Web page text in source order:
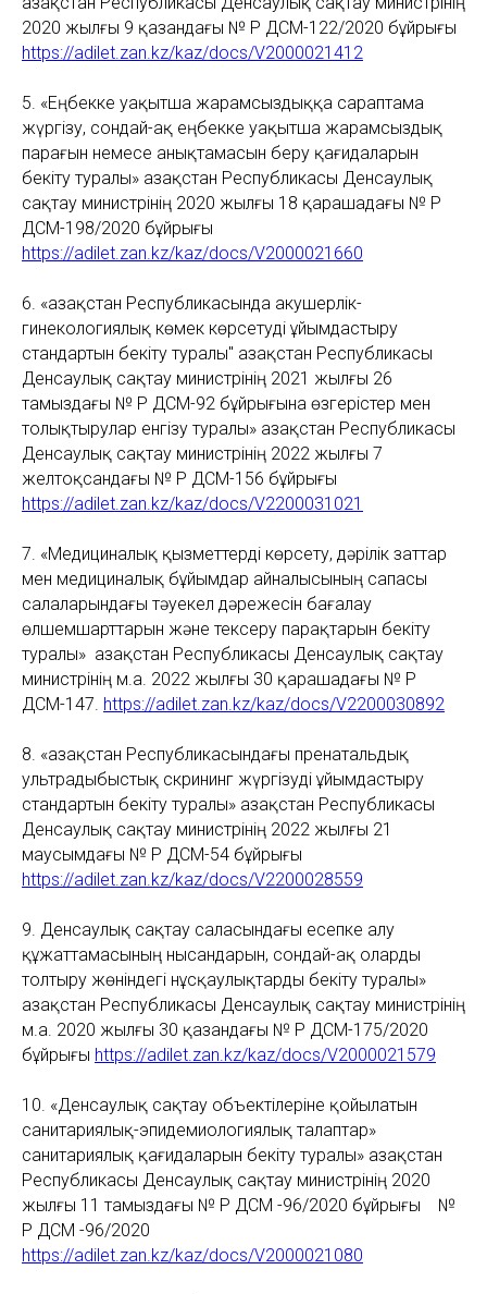
2020 жылғы 9 қазандағы № ҚР ДСМ-122/2020 бұйрығы
https://adilet.zan.kz/kaz/docs/V2000021412
5. «Еңбекке уақытша жарамсыздыққа сараптама
жүргізу, сондай-ақ еңбекке уақытша жарамсыздық
парағын немесе анықтамасын беру қағидаларын
бекіту туралы» Қазақстан Республикасы Денсаулық
сақтау министрінің 2020 жылғы 18 қарашадағы № ҚР
ДСМ-198/2020 бұйрығы
https://adilet.zan.kz/kaz/docs/V2000021660
6. «Қазақстан Республикасында акушерлік-
гинекологиялық көмек көрсетуді ұйымдастыру
стандартын бекіту туралы" Қазақстан Республикасы
Денсаулық сақтау министрінің 2021 жылғы 26
тамыздағы № ҚР ДСМ-92 бұйрығына өзгерістер мен
толықтырулар енгізу туралы» Қазақстан Республикасы
Денсаулық сақтау министрінің 2022 жылғы 7
желтоқсандағы № ҚР ДСМ-156 бұйрығы
https://adilet.zan.kz/kaz/docs/V2200031021
7. «Медициналық қызметтерді көрсету, дәрілік заттар
мен медициналық бұйымдар айналысының сапасы
салаларындағы тәуекел дәрежесін бағалау
өлшемшарттарын және тексеру парақтарын бекіту
туралы» Қазақстан Республикасы Денсаулық сақтау
министрінің м.а. 2022 жылғы 30 қарашадағы № ҚР
ДСМ-147. https://adilet.zan.kz/kaz/docs/V2200030892
8. «Қазақстан Республикасындағы пренатальдық
ультрадыбыстық скрининг жүргізуді ұйымдастыру
стандартын бекіту туралы» Қазақстан Республикасы
Денсаулық сақтау министрінің 2022 жылғы 21
маусымдағы № ҚР ДСМ-54 бұйрығы
https://adilet.zan.kz/kaz/docs/V2200028559
9. Денсаулық сақтау саласындағы есепке алу
құжаттамасының нысандарын, сондай-ақ оларды
толтыру жөніндегі нұсқаулықтарды бекіту туралы»
Қазақстан Республикасы Денсаулық сақтау министрінің
м.а. 2020 жылғы 30 қазандағы № ҚР ДСМ-175/2020
бұйрығы https://adilet.zan.kz/kaz/docs/V2000021579
10. «Денсаулық сақтау объектілеріне қойылатын
санитариялық-эпидемиологиялық талаптар»
санитариялық қағидаларын бекіту туралы» Қазақстан
Республикасы Денсаулық сақтау министрінің 2020
жылғы 11 тамыздағы № ҚР ДСМ -96/2020 бұйрығы №
ҚР ДСМ -96/2020
https://adilet.zan.kz/kaz/docs/V2000021080